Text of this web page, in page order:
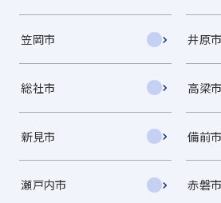
笠岡市 井原市
総社市 高梁市
新見市 備前市
瀬戸内市 赤磐市